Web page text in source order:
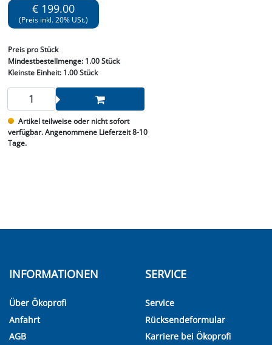
€ 199.00
(Preis inkl. 20% USt.)
Preis pro Stück
Mindestbestellmenge: 1.00 Stück
Kleinste Einheit:1.00 Stück
Artikel teilweise oder nicht sofort
verfügbar. Angenommene Lieferzeit 8-10
Tage.
INFORMATIONEN
Über Ökoprofi
Anfahrt
AGB
SERVICE
Service
Rücksendeformular
Karriere bei Ökoprofi